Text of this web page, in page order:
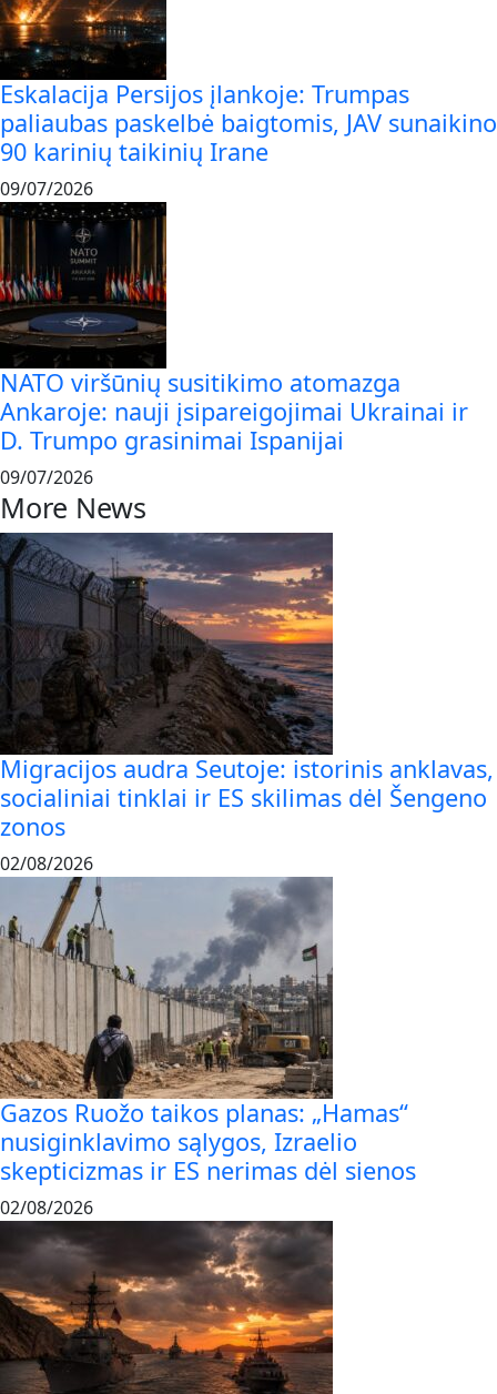
Eskalacija Persijos įlankoje: Trumpas
paliaubas paskelbė baigtomis, JAV sunaikino
90 karinių taikinių Irane
09/07/2026
NATO viršūnių susitikimo atomazga
Ankaroje: nauji įsipareigojimai Ukrainai ir
D. Trumpo grasinimai Ispanijai
09/07/2026
More News
Migracijos audra Seutoje: istorinis anklavas,
socialiniai tinklai ir ES skilimas dėl Šengeno
zonos
02/08/2026
Gazos Ruožo taikos planas: „Hamas“
nusiginklavimo sąlygos, Izraelio
skepticizmas ir ES nerimas dėl sienos
02/08/2026